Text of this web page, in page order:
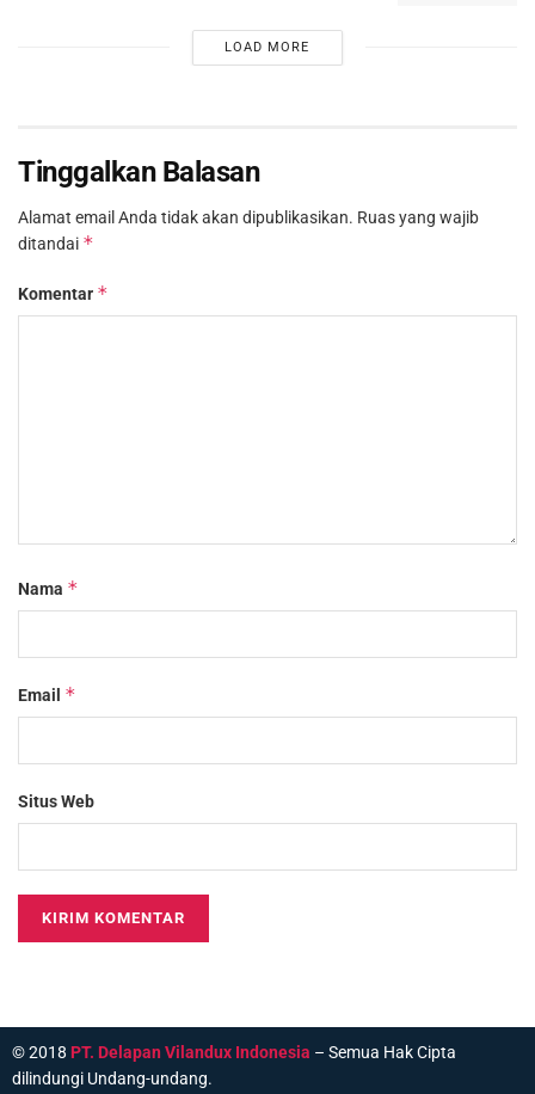
LOAD MORE
Tinggalkan Balasan
Alamat email Anda tidak akan dipublikasikan. Ruas yang wajib
ditandai *
Komentar *
Nama *
Email *
Situs Web
© 2018 PT. Delapan Vilandux Indonesia – Semua Hak Cipta
dilindungi Undang-undang.